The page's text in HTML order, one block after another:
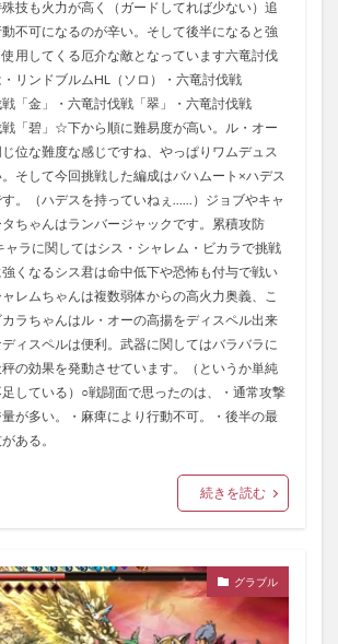
技も火力が高く（ガードしてれば少ない）追
不可になるのが辛い。そして後半になると強
用してくる厄介な敵となっています六竜討伐
リンドブルムHL（ソロ）・六竜討伐戦
戦「金」・六竜討伐戦「翠」・六竜討伐戦
戦「碧」☆下から順に難易度が高い。ル・オー
位な難度な感じですね、やっぱりワムデュス
そして今回挑戦した編成はバハムート×ハデス
。（ハデスを持っていねぇ......）ジョブやキャ
ちゃんはランバージャックです。累積攻防
ラに関してはシス・シャレム・ビカラで挑戦
くなるシス君は命中低下や恐怖も付与で戦い
レムちゃんは複数弱体からの高火力奥義、こ
ラちゃんはル・オーの高揚をディスペル出来
ィスペルは便利。武器に関してはバラバラに
の効果を発動させています。（というか単純
している）○戦闘面で思ったのは、・通常攻撃
が多い。・麻痺により行動不可。・後半の最
ある。
続きを読む
グラブル